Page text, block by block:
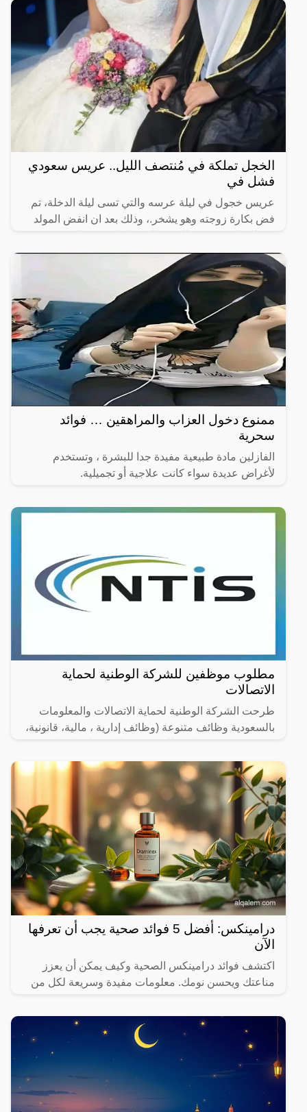
الخجل تملكة في مُنتصف الليل.. عريس سعودي
فشل في
عريس خجول في ليلة عرسه والتي تسى ليلة الدخلة، تم
فض بكارة زوجته وهو يشخر.، وذلك بعد ان انفض المولد
المحتاس وحيدا
ممنوع دخول العزاب والمراهقين … فوائد
سحرية
الفازلين مادة طبيعية مفيدة جدا للبشرة ، وتستخدم
لأغراض عديدة سواء كانت علاجية أو تجميلية.
مطلوب موظفين للشركة الوطنية لحماية
الاتصالات
طرحت الشركة الوطنية لحماية الاتصالات والمعلومات
بالسعودية وظائف متنوعة (وظائف إدارية ، مالية، قانونية،
درامينكس: أفضل 5 فوائد صحية يجب أن تعرفها
الآن
اكتشف فوائد درامينكس الصحية وكيف يمكن أن يعزز
مناعتك ويحسن نومك. معلومات مفيدة وسريعة لكل من